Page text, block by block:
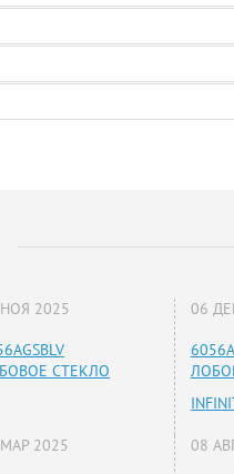
2025
СТЕКЛО
06
2025 08